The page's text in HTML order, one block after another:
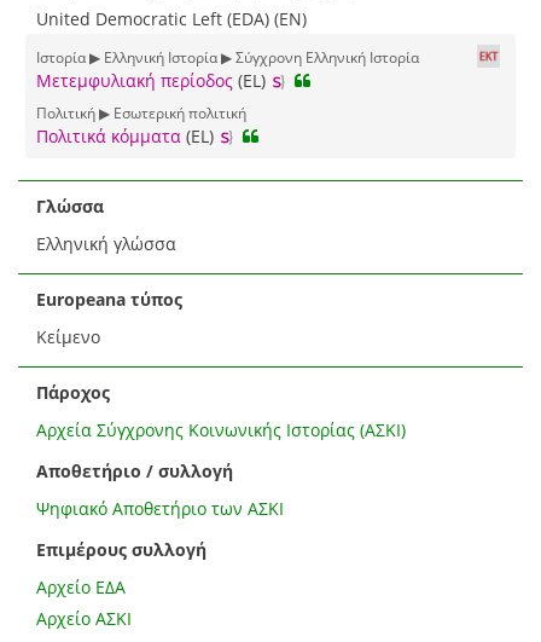
United Democratic Left (EDA) (EN)
Ιστορία ▶ Ελληνική Ιστορία ▶ Σύγχρονη Ελληνική Ιστορία
Μετεμφυλιακή περίοδος (EL)
Πολιτική ▶ Εσωτερική πολιτική
Πολιτικά κόμματα (EL)
Γλώσσα
Ελληνική γλώσσα
Europeana τύπος
Κείμενο
Πάροχος
Αρχεία Σύγχρονης Κοινωνικής Ιστορίας (ΑΣΚΙ)
Αποθετήριο / συλλογή
Ψηφιακό Αποθετήριο των ΑΣΚΙ
Επιμέρους συλλογή
Αρχείο ΕΔΑ
Αρχείο ΑΣΚΙ